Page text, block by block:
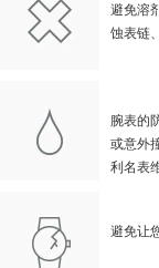
避免溶
蚀表链
腕表的
或意外
利名表
避免让